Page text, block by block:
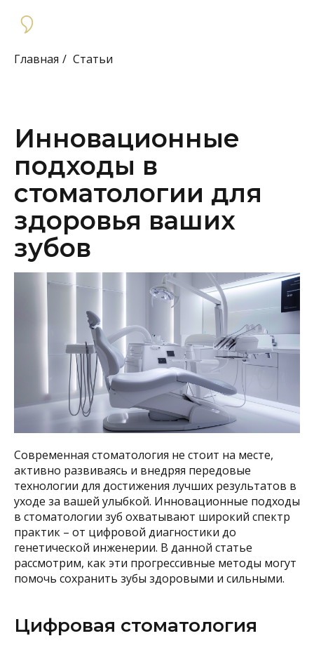
Главная / Статьи
Инновационные
подходы в
стоматологии для
здоровья ваших
зубов
Современная стоматология не стоит на месте,
активно развиваясь и внедряя передовые
технологии для достижения лучших результатов в
уходе за вашей улыбкой. Инновационные подходы
в стоматологии зуб охватывают широкий спектр
практик – от цифровой диагностики до
генетической инженерии. В данной статье
рассмотрим, как эти прогрессивные методы могут
помочь сохранить зубы здоровыми и сильными.
Цифровая стоматология